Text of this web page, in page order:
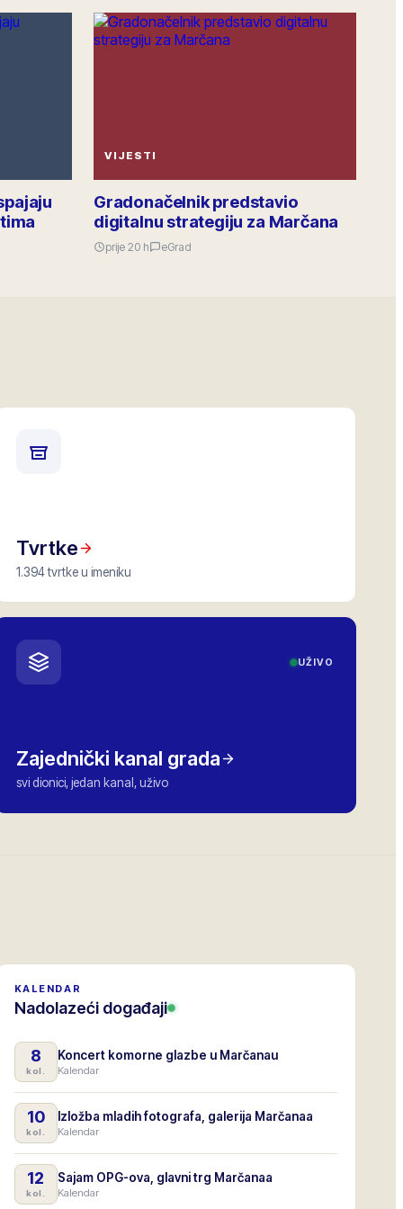
Predstavit ćemo gradske poticaje za poduzetništvo
i povezivanje s udrugama i ustanovama. Prijava
VIJESTI
Gradonačelnik predstavio
digitalnu strategiju za Marčana
prije 20 h eGrad
Tvrtke
1.394 tvrtke u imeniku
UŽIVO
Zajednički kanal grada
svi dionici, jedan kanal, uživo
KALENDAR
Nadolazeći događaji
8
kol.
Koncert komorne glazbe u Marčanau
Kalendar
10
kol.
Izložba mladih fotografa, galerija Marčanaa
Kalendar
12
kol.
Sajam OPG-ova, glavni trg Marčanaa
Kalendar